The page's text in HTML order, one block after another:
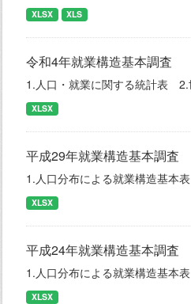
XLSX XLS
令和4年就業構造基本調査
1.人口・就業に関する統計表 2.
XLSX
平成29年就業構造基本調査
1.人口分布による就業構造基本
XLSX
平成24年就業構造基本調査
1.人口分布による就業構造基本
XLSX